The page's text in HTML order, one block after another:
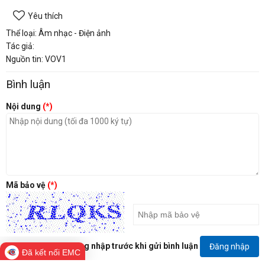
Yêu thích
Thể loại: Âm nhạc - Điện ảnh
Tác giả:
Nguồn tin: VOV1
Bình luận
Nội dung (*)
Mã bảo vệ (*)
Đăng nhập trước khi gửi bình luận Đăng nhập
Đã kết nối EMC